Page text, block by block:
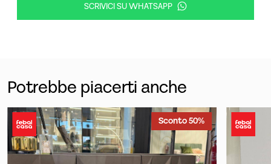
SCRIVICI SU WHATSAPP
Potrebbe piacerti anche
Sconto 50%